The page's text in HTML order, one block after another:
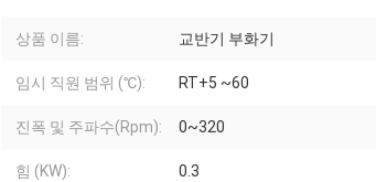
상품 이름: 교반기 부화기
임시 직원 범위 (℃): RT+5 ~60
진폭 및 주파수(Rpm): 0~320
힘 (KW): 0.3